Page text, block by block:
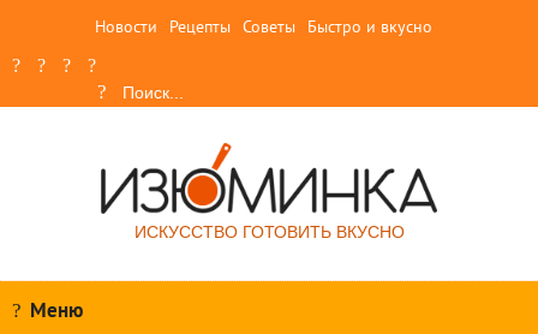
Новости Рецепты Советы Быстро и вкусно
ИСКУССТВО ГОТОВИТЬ ВКУСНО
Меню